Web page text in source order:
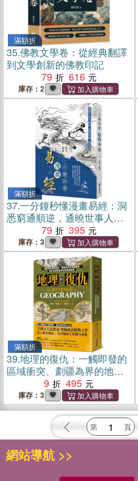
滿額折
35.佛教文學卷：從經典翻譯
到文學創新的佛教印記
79
616
庫存：2
滿額折
37.一分鐘秒懂漫畫易經：洞
悉窮通順逆，通曉世事人
情。原來易經這麼懂中國生
存哲學，難怪南懷瑾、曾任
強、季羨林這些大師都讀易
79 395
庫存：3
滿額折
39.地理的復仇：一觸即發的
區域衝突、劃疆為界的地緣
戰爭，剖析地理與全球布局
終極關鍵
9 495
庫存：3
網站導航 >>